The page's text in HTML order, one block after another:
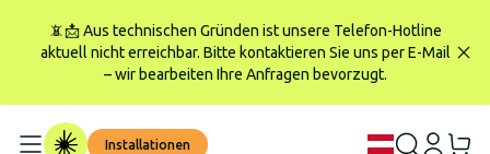
📵📩 Aus technischen Gründen ist unsere Telefon-Hotline
aktuell nicht erreichbar. Bitte kontaktieren Sie uns per E-Mail
– wir bearbeiten Ihre Anfragen bevorzugt.
Installationen